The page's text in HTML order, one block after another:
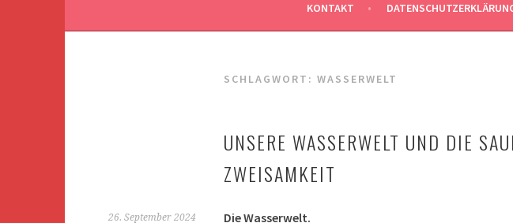
KONTAKT
SCHLAGWORT: WASSERWELT
UNSERE WASSERWELT UND DIE
ZWEISAMKEIT
26. September 2024
Die Wasserwelt.